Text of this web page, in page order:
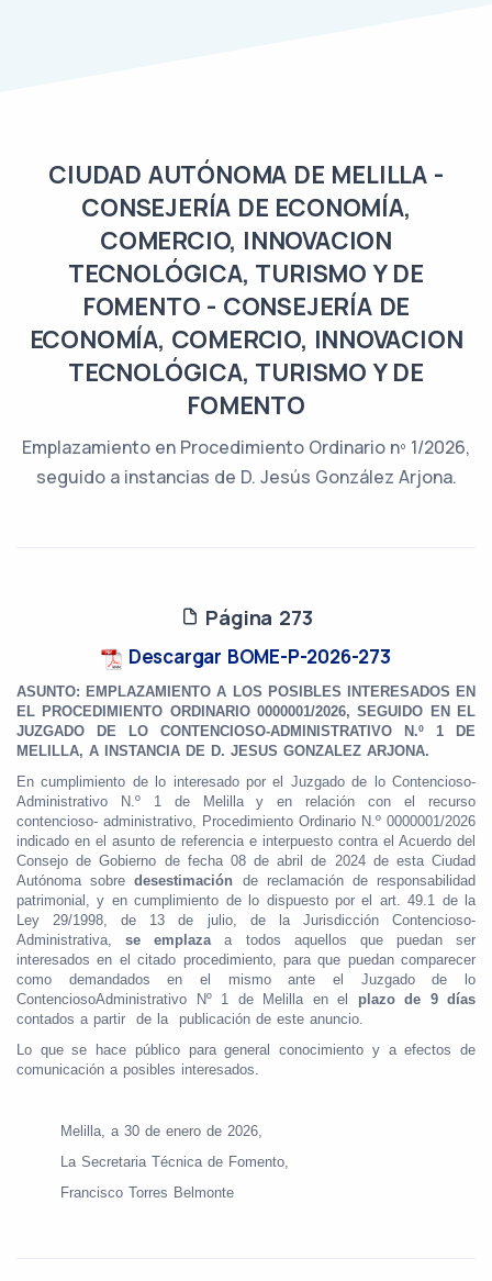
CIUDAD AUTÓNOMA DE MELILLA -
CONSEJERÍA DE ECONOMÍA,
COMERCIO, INNOVACION
TECNOLÓGICA, TURISMO Y DE
FOMENTO - CONSEJERÍA DE
ECONOMÍA, COMERCIO, INNOVACION
TECNOLÓGICA, TURISMO Y DE
FOMENTO
Emplazamiento en Procedimiento Ordinario nº 1/2026,
seguido a instancias de D. Jesús González Arjona.
Página 273
Descargar BOME-P-2026-273
ASUNTO: EMPLAZAMIENTO A LOS POSIBLES INTERESADOS EN
EL PROCEDIMIENTO ORDINARIO 0000001/2026, SEGUIDO EN EL
JUZGADO DE LO CONTENCIOSO-ADMINISTRATIVO N.º 1 DE
MELILLA, A INSTANCIA DE D. JESUS GONZALEZ ARJONA.
En cumplimiento de lo interesado por el Juzgado de lo Contencioso-
Administrativo N.º 1 de Melilla y en relación con el recurso
contencioso- administrativo, Procedimiento Ordinario N.º 0000001/2026
indicado en el asunto de referencia e interpuesto contra el Acuerdo del
Consejo de Gobierno de fecha 08 de abril de 2024 de esta Ciudad
Autónoma sobredesestimación de reclamación de responsabilidad
patrimonial, y en cumplimiento de lo dispuesto por el art. 49.1 de la
Ley 29/1998, de 13 de julio, de la Jurisdicción Contencioso-
Administrativa,se emplazaa todos aquellos que puedan ser
interesados en el citado procedimiento, para que puedan comparecer
como demandados en el mismo ante el Juzgado de lo
ContenciosoAdministrativo Nº 1 de Melilla en el plazo de 9 días
contados a partir
de la publicación de este anuncio.
Lo que se hace público para general conocimiento y a efectos de
comunicación a posibles interesados.
Melilla, a 30 de enero de 2026,
La Secretaria Técnica de Fomento,
Francisco Torres Belmonte